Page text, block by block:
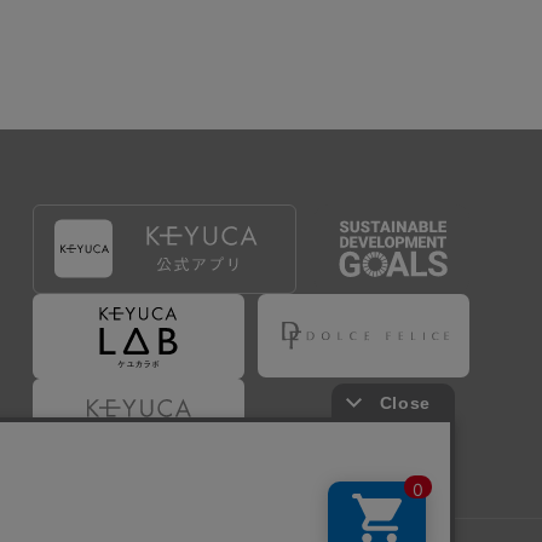
ることで登録することが出来ます。
判断した場合は、弊社は、その登録を取り消す
事前に通知することなく一旦なされた登録を取